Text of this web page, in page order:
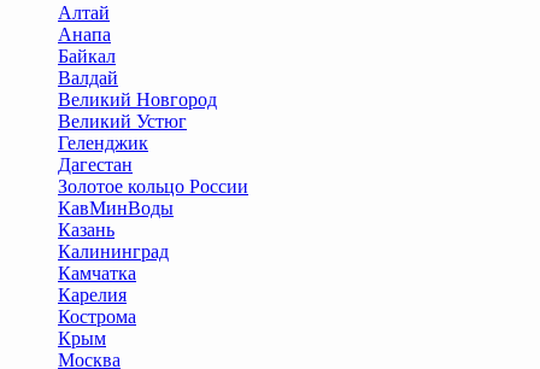
Алтай
Анапа
Байкал
Валдай
Великий Новгород
Великий Устюг
Геленджик
Дагестан
Золотое кольцо России
КавМинВоды
Казань
Калининград
Камчатка
Карелия
Кострома
Крым
Москва